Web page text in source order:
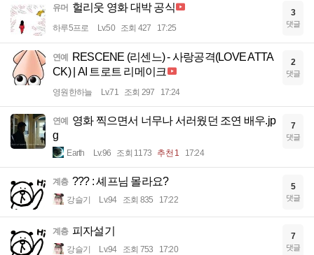
유머 헐리웃 영화 대박 공식
하루5프로 Lv.50 조회 427 17:25
3
댓글
연예 RESCENE (리센느) - 사랑공격(LOVE ATTA
CK) | AI 트로트 리메이크
영원한하늘 Lv.71 조회 297 17:24
2
댓글
연예 영화 찍으면서 너무나 서러웠던 조연 배우.jp
g
Earth Lv.96 조회 1173 추천 1 17:24
7
댓글
계층 ??? : 셰프님 몰라요?
강슬기 Lv.94 조회 835 17:22
5
댓글
계층 피자설기
강슬기 Lv.94 조회 753 17:20
7
댓글